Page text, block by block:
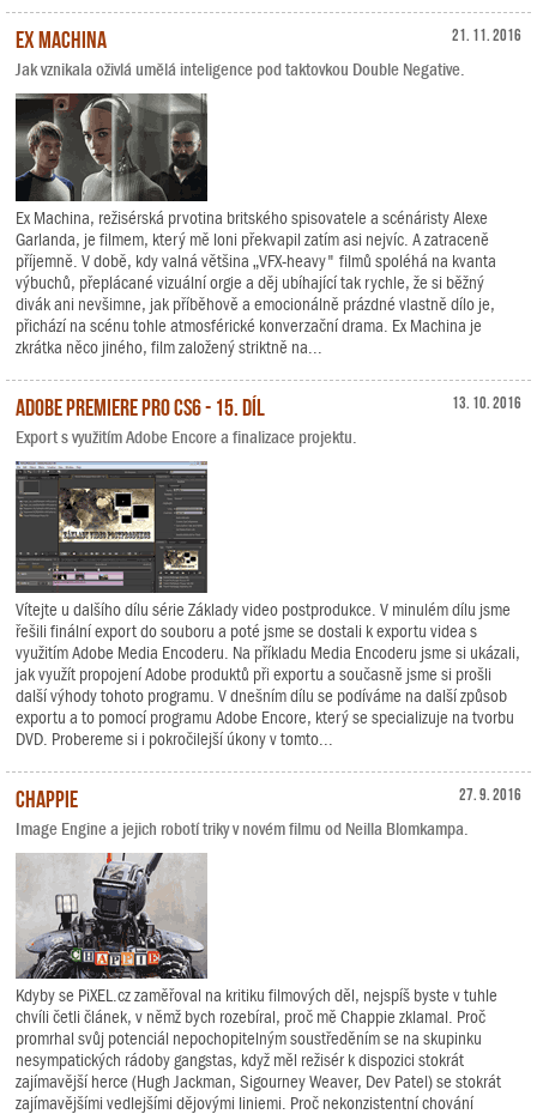
21. 11. 2016
Ex Machina
Jak vznikala oživlá umělá inteligence pod taktovkou Double Negative.
Ex Machina, režisérská prvotina britského spisovatele a scénáristy Alexe
Garlanda, je filmem, který mě loni překvapil zatím asi nejvíc. A zatraceně
příjemně. V době, kdy valná většina „VFX-heavy" filmů spoléhá na kvanta
výbuchů, přeplácané vizuální orgie a děj ubíhající tak rychle, že si běžný
divák ani nevšimne, jak příběhově a emocionálně prázdné vlastně dílo je,
přichází na scénu tohle atmosférické konverzační drama. Ex Machina je
zkrátka něco jiného, film založený striktně na...
13. 10. 2016
Adobe Premiere Pro CS6 - 15. díl
Export s využitím Adobe Encore a finalizace projektu.
Vítejte u dalšího dílu série Základy video postprodukce. V minulém dílu jsme
řešili finální export do souboru a poté jsme se dostali k exportu videa s
využitím Adobe Media Encoderu. Na příkladu Media Encoderu jsme si ukázali,
jak využít propojení Adobe produktů při exportu a současně jsme si prošli
další výhody tohoto programu. V dnešním dílu se podíváme na další způsob
exportu a to pomocí programu Adobe Encore, který se specializuje na tvorbu
DVD. Probereme si i pokročilejší úkony v tomto...
27. 9. 2016
Chappie
Image Engine a jejich robotí triky v novém filmu od Neilla Blomkampa.
Kdyby se PiXEL.cz zaměřoval na kritiku filmových děl, nejspíš byste v tuhle
chvíli četli článek, v němž bych rozebíral, proč mě Chappie zklamal. Proč
promrhal svůj potenciál nepochopitelným soustředěním se na skupinku
nesympatických rádoby gangstas, když měl režisér k dispozici stokrát
zajímavější herce (Hugh Jackman, Sigourney Weaver, Dev Patel) se stokrát
zajímavějšími vedlejšími dějovými liniemi. Proč nekonzistentní chování